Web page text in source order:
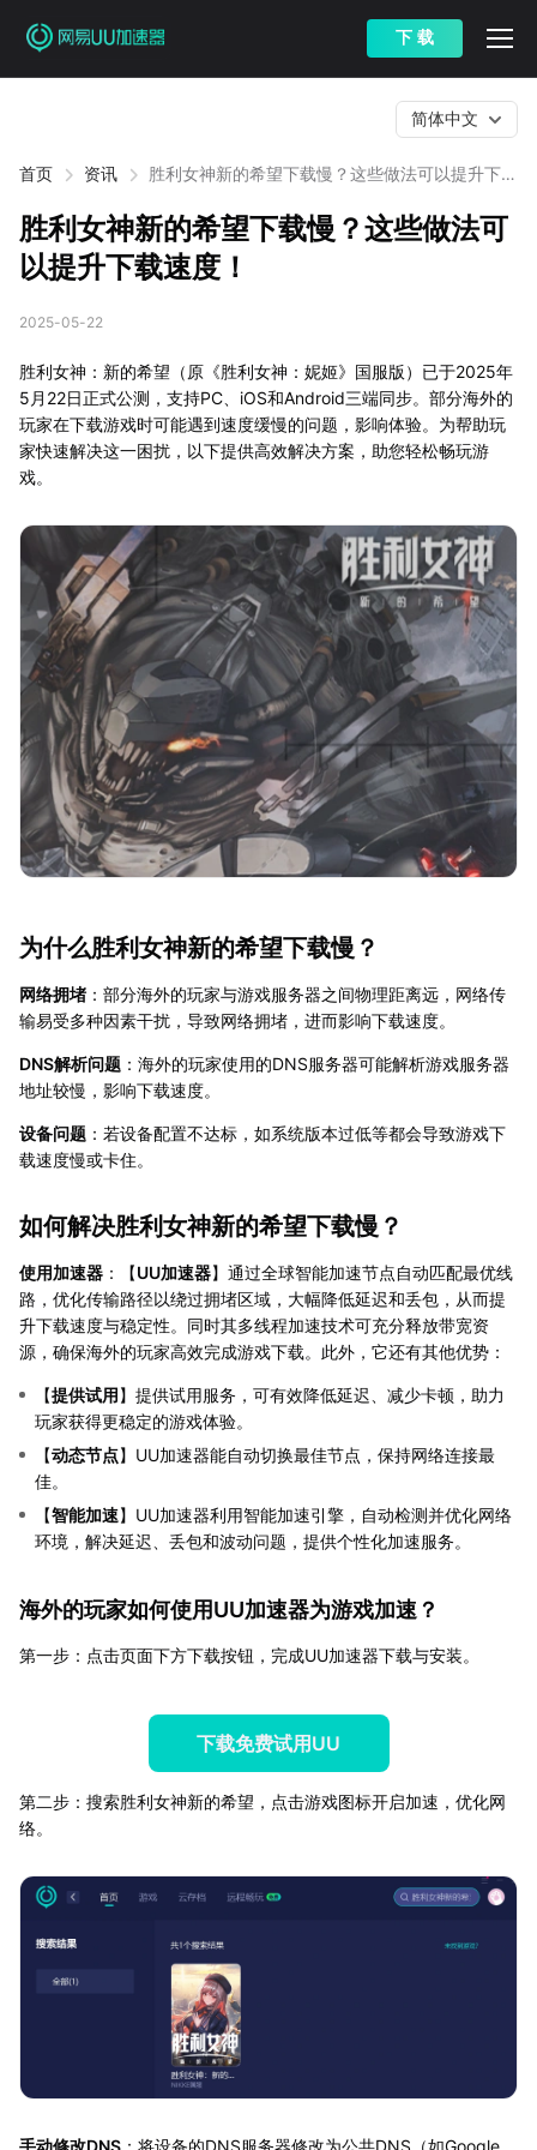
下 载
首页 资讯
胜利女神新的希望下载慢？这些做法可以提升下载
简体中文
胜利女神新的希望下载慢？这些做法可
以提升下载速度！
2025-05-22
胜利女神：新的希望（原《胜利女神：妮姬》国服版）已于2025年
5月22日正式公测，支持PC、iOS和Android三端同步。部分海外的
玩家在下载游戏时可能遇到速度缓慢的问题，影响体验。为帮助玩
家快速解决这一困扰，以下提供高效解决方案，助您轻松畅玩游
戏。
为什么胜利女神新的希望下载慢？
网络拥堵 ：部分海外的玩家与游戏服务器之间物理距离远，网络传
输易受多种因素干扰，导致网络拥堵，进而影响下载速度。
DNS解析问题 ：海外的玩家使用的DNS服务器可能解析游戏服务器
地址较慢，影响下载速度。
设备问题 ：若设备配置不达标，如系统版本过低等都会导致游戏下
载速度慢或卡住。
如何解决胜利女神新的希望下载慢？
使用加速器 ：【UU加速器】通过全球智能加速节点自动匹配最优线
路，优化传输路径以绕过拥堵区域，大幅降低延迟和丢包，从而提
升下载速度与稳定性。同时其多线程加速技术可充分释放带宽资
源，确保海外的玩家高效完成游戏下载。此外，它还有其他优势：
【提供试用】提供试用服务，可有效降低延迟、减少卡顿，助力
玩家获得更稳定的游戏体验。
【动态节点】UU加速器能自动切换最佳节点，保持网络连接最
佳。
【智能加速】UU加速器利用智能加速引擎，自动检测并优化网络
环境，解决延迟、丢包和波动问题，提供个性化加速服务。
海外的玩家如何使用UU加速器为游戏加速？
第一步：点击页面下方下载按钮，完成UU加速器下载与安装。
下载免费试用UU
第二步：搜索胜利女神新的希望，点击游戏图标开启加速，优化网
络。
手动修改DNS ：将设备的DNS服务器修改为公共DNS（如Google